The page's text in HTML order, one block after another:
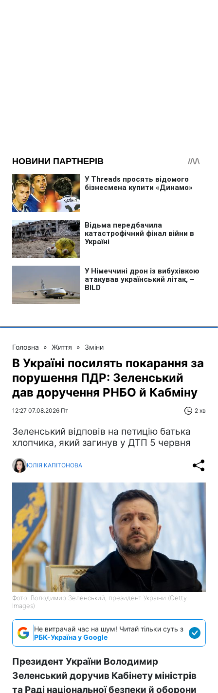
Головна » Життя » Зміни
В Україні посилять покарання за
порушення ПДР: Зеленський
дав доручення РНБО й Кабміну
12:27 07.08.2026 Пт 2 хв
Зеленський відповів на петицію батька
хлопчика, який загинув у ДТП 5 червня
ЮЛІЯ КАПІТОНОВА
Фото: Володимир Зеленський, президент України (Getty
Images)
Не витрачай час на шум! Читай тільки суть з
РБК-Україна у Google
Президент України Володимир
Зеленський доручив Кабінету міністрів
та Раді національної безпеки й оборони